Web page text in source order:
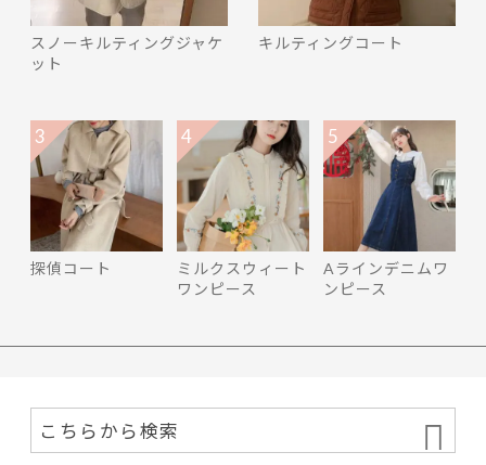
スノーキルティングジャケ
ット
キルティングコート
探偵コート
3
ミルクスウィート
ワンピース
4
Aラインデニムワ
ンピース
5